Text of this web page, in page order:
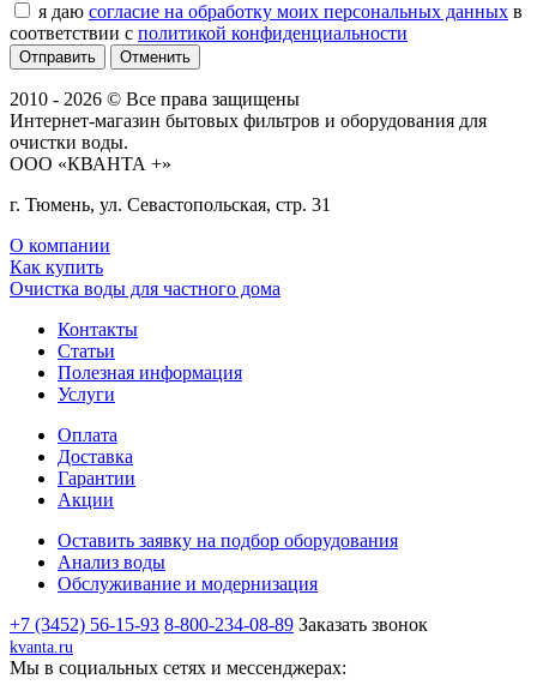
я даю согласие на обработку моих персональных данных в
соответствии с политикой конфиденциальности
Отменить
2010 - 2026 © Все права защищены
Интернет-магазин бытовых фильтров и оборудования для
очистки воды.
ООО «КВАНТА +»
г. Тюмень, ул. Севастопольская, стр. 31
О компании
Как купить
Очистка воды для частного дома
Контакты
Статьи
Полезная информация
Услуги
Оплата
Доставка
Гарантии
Акции
Оставить заявку на подбор оборудования
Анализ воды
Обслуживание и модернизация
+7 (3452) 56-15-93 8-800-234-08-89 Заказать звонок
kvanta.ru
Мы в социальных сетях и мессенджерах: